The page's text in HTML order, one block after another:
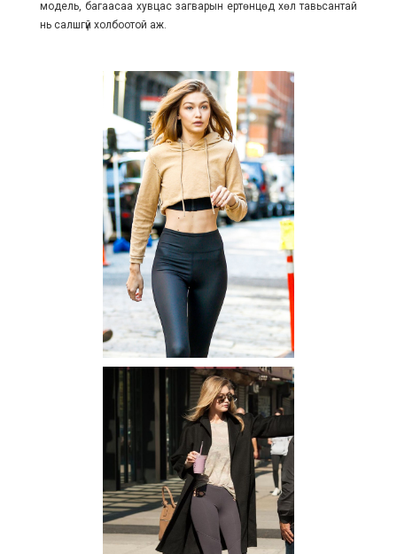
модель, багаасаа хувцас загварын ертөнцөд хөл тавьсантай
нь салшгүй холбоотой аж.